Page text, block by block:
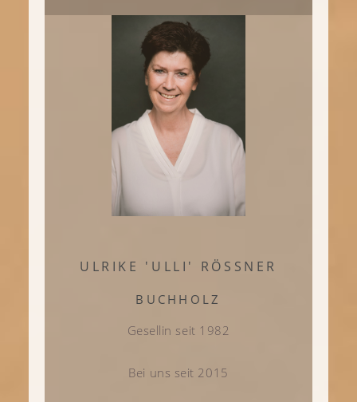
ULRIKE 'ULLI' RÖSSNER
BUCHHOLZ
Gesellin seit 1982
Bei uns seit 2015